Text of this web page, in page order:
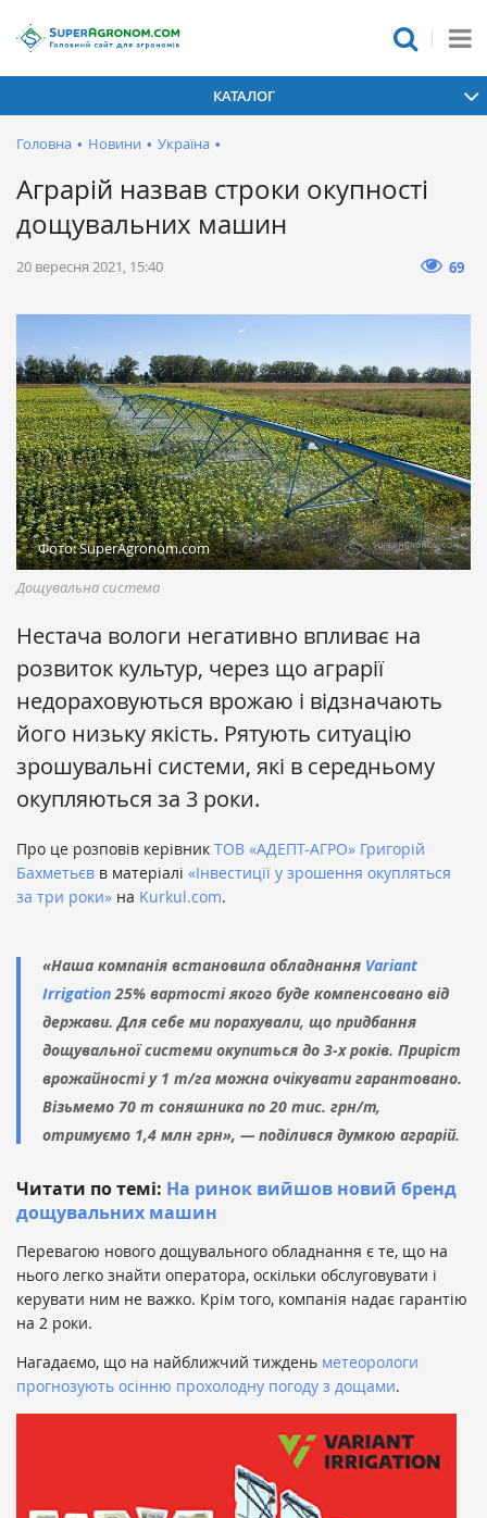
КАТАЛОГ
Головна • Новини • Україна •
Аграрій назвав строки окупності
дощувальних машин
20 вересня 2021, 15:40 69
Фото: SuperAgronom.com
Дощувальна система
Нестача вологи негативно впливає на
розвиток культур, через що аграрії
недораховуються врожаю і відзначають
його низьку якість. Рятують ситуацію
зрошувальні системи, які в середньому
окупляються за 3 роки.
Про це розповів керівник ТОВ «АДЕПТ-АГРО» Григорій
Бахметьєв в матеріалі «Інвестиції у зрошення окупляться
за три роки» на Kurkul.com.
«Наша компанія встановила обладнання Variant
Irrigation25% вартості якого буде компенсовано від
держави. Для себе ми порахували, що придбання
дощувальної системи окупиться до 3-х років. Приріст
врожайності у 1 т/га можна очікувати гарантовано.
Візьмемо 70 т соняшника по 20 тис. грн/т,
отримуємо 1,4 млн грн», — поділився думкою аграрій.
Читати по темі: На ринок вийшов новий бренд
дощувальних машин
Перевагою нового дощувального обладнання є те, що на
нього легко знайти оператора, оскільки обслуговувати і
керувати ним не важко. Крім того, компанія надає гарантію
на 2 роки.
Нагадаємо, що на найближчий тиждень метеорологи
прогнозують осінню прохолодну погоду з дощами.